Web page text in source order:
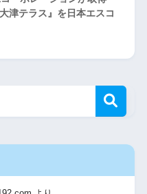
テラス』を日本エスコ